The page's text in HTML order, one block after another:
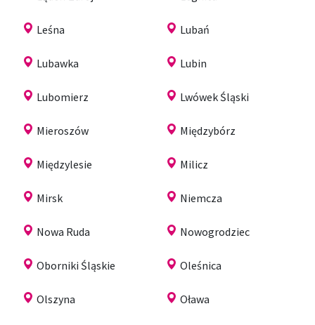
Leśna Lubań
Lubawka Lubin
Lubomierz Lwówek Śląski
Mieroszów Międzybórz
Międzylesie Milicz
Mirsk Niemcza
Nowa Ruda Nowogrodziec
Oborniki Śląskie Oleśnica
Olszyna Oława